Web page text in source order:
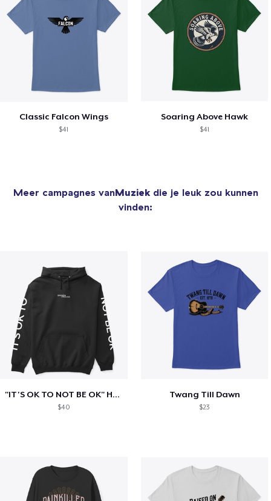
Classic Falcon Wings
$41
Soaring Above Hawk
$41
Meer campagnes vanMuziekdie je leuk zou kunnen
vinden:
"IT'S OK TO NOT BE OK" Hoodie (BP LOGO)
$40
Twang Till Dawn
$23